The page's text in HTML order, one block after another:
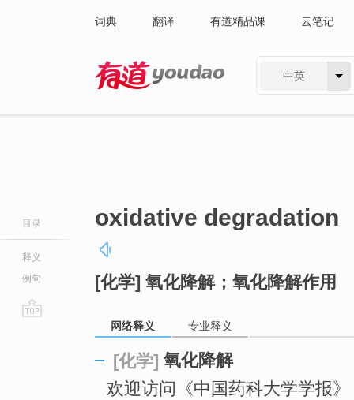
词典 翻译 有道精品课 云笔记
中英
目录
释义
例句
oxidative degradation
[化学] 氧化降解；氧化降解作用
网络释义 专业释义
[化学] 氧化降解
欢迎访问《中国药科大学学报